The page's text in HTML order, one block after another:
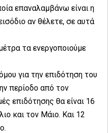
επαναλαμβάνω είναι η
αν θέλετε, σε αυτά
τα ενεργοποιούμε
για την επιδότηση του
περίοδο από τον
επιδότησης θα είναι 16
και τον Μάιο. Και 12